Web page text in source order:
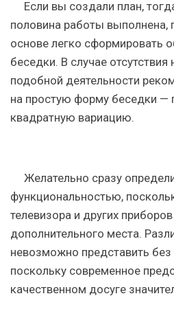
Если вы создали план,
половина работы выполнена,
основе легко сформировать
беседки. В случае
подобной деятельности
на простую форму беседки —
квадратную вариацию.
Желательно сразу
функциональностью,
телевизора и других
дополнительного места.
невозможно представить без
поскольку современное
качественном досуге